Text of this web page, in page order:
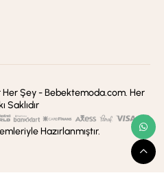
Şey - Bebektemoda.com. Her
Saklıdır
Hazırlanmıştır.